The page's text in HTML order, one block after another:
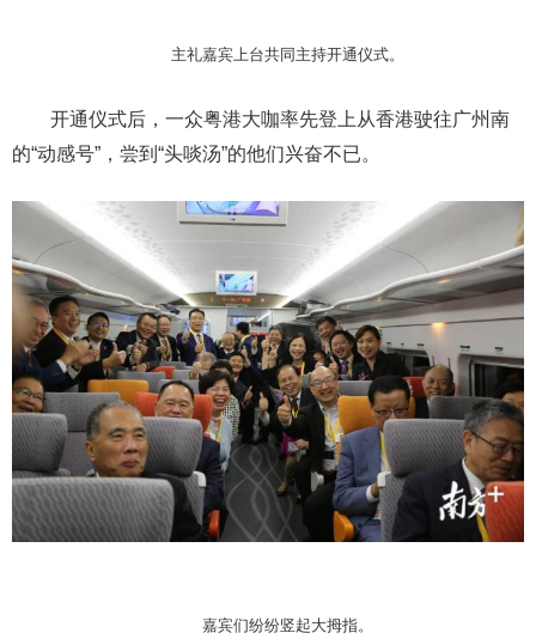
主礼嘉宾上台共同主持开通仪式。
开通仪式后，一众粤港大咖率先登上从香港驶往广州南
的“动感号”，尝到“头啖汤”的他们兴奋不已。
嘉宾们纷纷竖起大拇指。